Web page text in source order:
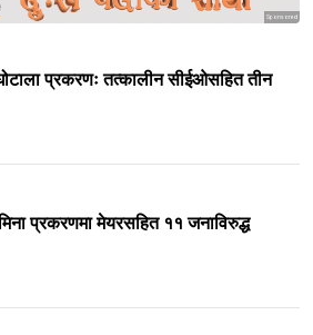
Sponsored
प्रकरणः तत्कालीन सीईओसहित तीन
प्रकरणमा मेयरसहित ११ जनाविरुद्ध